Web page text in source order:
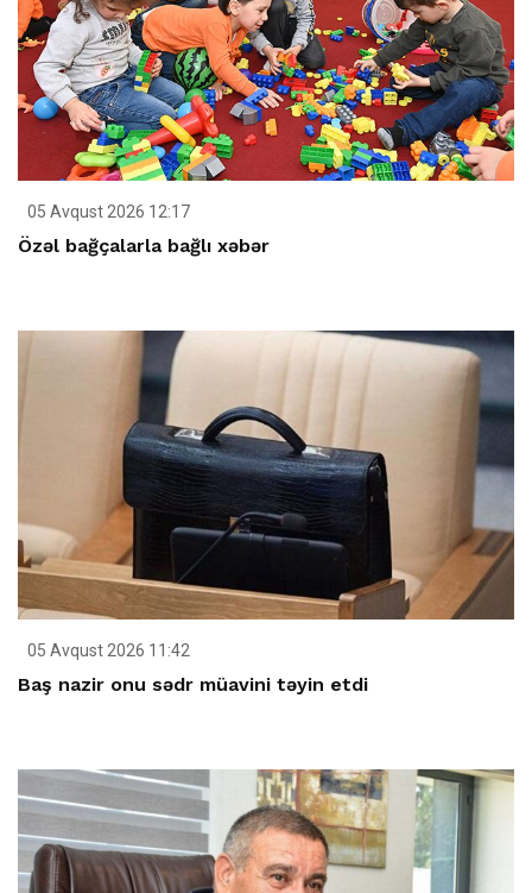
05 Avqust 2026 12:17
Özəl bağçalarla bağlı xəbər
05 Avqust 2026 11:42
Baş nazir onu sədr müavini təyin etdi